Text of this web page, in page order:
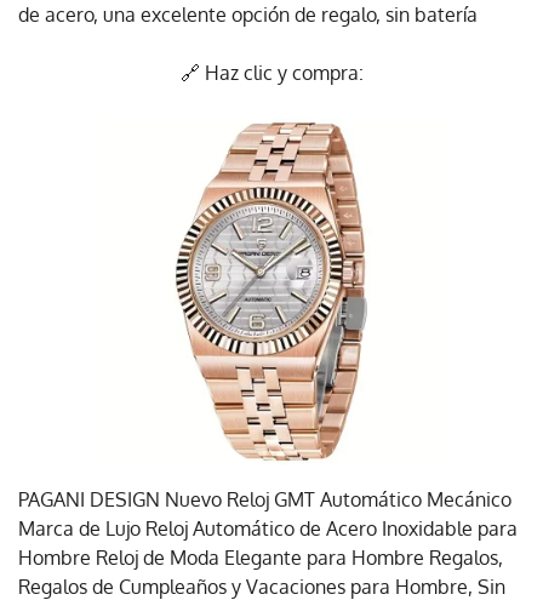
de acero, una excelente opción de regalo, sin batería
🔗 Haz clic y compra:
PAGANI DESIGN Nuevo Reloj GMT Automático Mecánico
Marca de Lujo Reloj Automático de Acero Inoxidable para
Hombre Reloj de Moda Elegante para Hombre Regalos,
Regalos de Cumpleaños y Vacaciones para Hombre, Sin